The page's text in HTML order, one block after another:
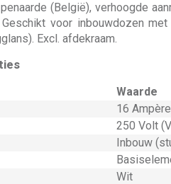
(België), verhoogde
voor inbouwdozen
Excl. afdekraam.
Waarde
16
250 Volt
Inbouw
Wit